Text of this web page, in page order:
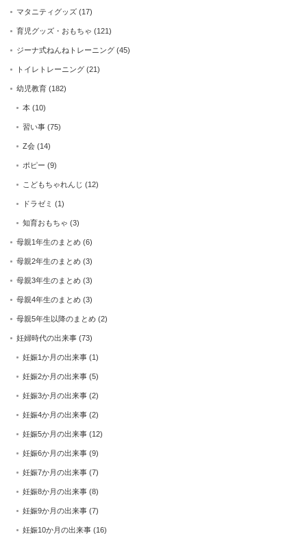
マタニティグッズ (17)
育児グッズ・おもちゃ (121)
ジーナ式ねんねトレーニング (45)
トイレトレーニング (21)
幼児教育 (182)
本 (10)
習い事 (75)
Z会 (14)
ポピー (9)
こどもちゃれんじ (12)
ドラゼミ (1)
知育おもちゃ (3)
母親1年生のまとめ (6)
母親2年生のまとめ (3)
母親3年生のまとめ (3)
母親4年生のまとめ (3)
母親5年生以降のまとめ (2)
妊婦時代の出来事 (73)
妊娠1か月の出来事 (1)
妊娠2か月の出来事 (5)
妊娠3か月の出来事 (2)
妊娠4か月の出来事 (2)
妊娠5か月の出来事 (12)
妊娠6か月の出来事 (9)
妊娠7か月の出来事 (7)
妊娠8か月の出来事 (8)
妊娠9か月の出来事 (7)
妊娠10か月の出来事 (16)